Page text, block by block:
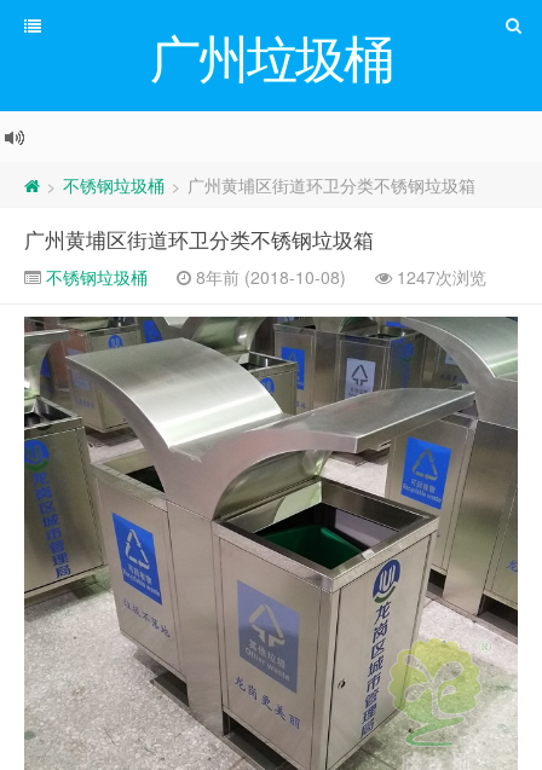
广州垃圾桶
> 不锈钢垃圾桶 > 广州黄埔区街道环卫分类不锈钢垃圾箱
广州黄埔区街道环卫分类不锈钢垃圾箱
不锈钢垃圾桶 8年前 (2018-10-08) 1247次浏览